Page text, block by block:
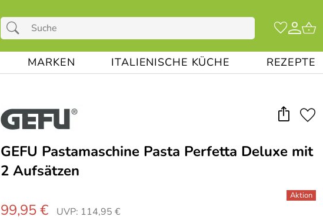
MARKEN ITALIENISCHE KÜCHE REZEPTE
GEFU Pastamaschine Pasta Perfetta Deluxe mit
2 Aufsätzen
99,95 € UVP: 114,95 €